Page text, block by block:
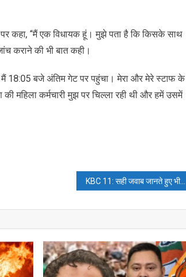
कहा, “मैं एक विधायक हूं। मुझे पता है कि किसके साथ
कराने की भी बात कही।
मैं 18:05 बजे अंतिम गेट पर पहुंचा। मेरा और मेरे स्टाफ के
महिला कर्मचारी मुझ पर चिल्ला रही थी और हमें उसमें
KBC 11: सही जवाब जानते हुए भी हिमांशु धूरिया नहीं जीत पाएं एक करोड़ रुपये